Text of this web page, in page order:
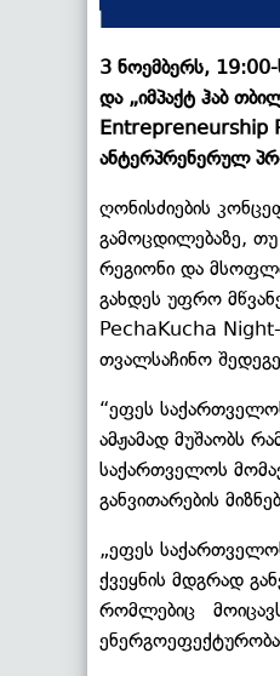
3 ნოემბერს, 19:00-
და „იმპაქტ ჰაბ
Entrepreneurship
ანტერპრენერულ
ღონისძიების
გამოცდილებაზე,
რეგიონი და
გახდეს უფრო
PechaKucha Night-
თვალსაჩინო
“ეფეს
ამჟამად მუშაობს
საქართველოს
განვითარების
„ეფეს
ქვეყნის მდგრად
რომლებიც მოიცავს